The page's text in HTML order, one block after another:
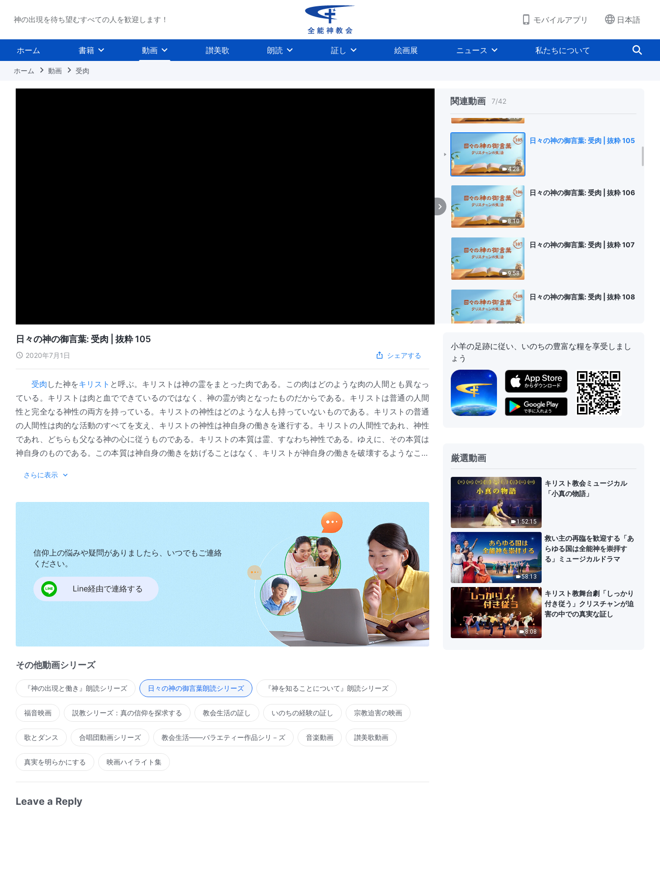
神の出現を待ち望むすべての人を歓迎します！ モバイルアプリ 日本語
ホーム 書籍 動画 讃美歌 朗読 証し 絵画展 ニュース 私たちについて
ホーム 動画 受肉
関連動画 7/42
6:15
4:28
日々の神の御言葉: 受肉 | 抜粋 105
8:10
日々の神の御言葉: 受肉 | 抜粋 106
9:58
日々の神の御言葉: 受肉 | 抜粋 107
11:15
日々の神の御言葉: 受肉 | 抜粋 108
14:25
日々の神の御言葉: 受肉 | 抜粋 109
日々の神の御言葉: 受肉 | 抜粋 110
10:48
8:26
日々の神の御言葉: 受肉 | 抜粋 112
8:28
日々の神の御言葉: 受肉 | 抜粋 113
7:14
日々の神の御言葉: 受肉 | 抜粋 114
日々の神の御言葉: 受肉 | 抜粋 105
2020年7月1日 シェアする
受肉 した神をキリスト と呼ぶ。キリストは神の霊をまとった肉である。この肉はどのような肉の人間とも異なっ
ている。キリストは肉と血でできているのではなく、神の霊が肉となったものだからである。キリストは普通の人間
性と完全なる神性の両方を持っている。キリストの神性はどのような人も持っていないものである。キリストの普通
の人間性は肉的な活動のすべてを支え、キリストの神性は神自身の働きを遂行する。キリストの人間性であれ、神性
であれ、どちらも父なる神の心に従うものである。キリストの本質は霊、すなわち神性である。ゆえに、その本質は
神自身のものである。この本質は神自身の働きを妨げることはなく、キリストが神自身の働きを破壊するようなこと
げるような働きは絶対に行わない。このことをすべての人が理解すべきである。聖霊の働きの本質は人を救うことで
けるに充分である。神の霊のなすすべての働きは受肉の期間にキリストがなす働きに取って代わられる。受肉の期間
を通してすべての働きの核心にあるのはキリストの働きである。それはほかのどの時代の働きとも混同することはで
きない。そして神が肉となるのであるから、神は肉としての働きをする。神は肉の形をとって来るので、自身のなす
べき業を肉となったままで成し遂げる。神の霊であれ、キリストであれ、どちらも神自身であり、神はなすべき働き
をし、果たすべき宣教の働きをする。
さらに表示
信仰上の悩みや疑問がありましたら、いつでもご連絡
ください。
Line経由で連絡する
その他動画シリーズ
『神の出現と働き』朗読シリーズ 日々の神の御言葉朗読シリーズ 『神を知ることについて』朗読シリーズ
福音映画 説教シリーズ：真の信仰を探求する 教会生活の証し いのちの経験の証し 宗教迫害の映画
歌とダンス 合唱団動画シリーズ 教会生活――バラエティー作品シリ－ズ 音楽動画 讃美歌動画
真実を明らかにする 映画ハイライト集
Leave a Reply
小羊の足跡に従い、いのちの豊富な糧を享受しまし
ょう
厳選動画
1:52:15
キリスト教会ミュージカル
「小真の物語」
58:13
救い主の再臨を歓迎する「あ
らゆる国は全能神を崇拝す
る」ミュージカルドラマ
8:08
キリスト教舞台劇「しっかり
付き従う」クリスチャンが迫
害の中での真実な証し